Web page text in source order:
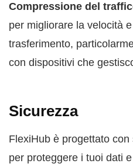
Compressione del
per migliorare la velocità e
trasferimento,
con dispositivi che
Sicurezza
FlexiHub è progettato
per proteggere i tuoi dati